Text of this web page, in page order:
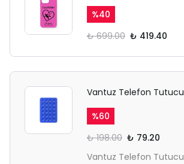
%40
₺ 699.00 ₺ 419.40
Vantuz Telefon Tutucu
%60
₺ 198.00 ₺ 79.20
Vantuz Telefon Tutucu